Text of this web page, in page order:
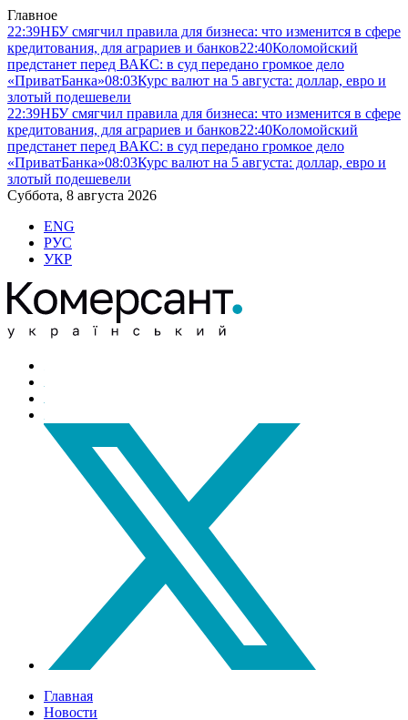
Главное
22:39НБУ смягчил правила для бизнеса: что изменится в сфере
кредитования, для аграриев и банков22:40Коломойский
предстанет перед ВАКС: в суд передано громкое дело
«ПриватБанка»08:03Курс валют на 5 августа: доллар, евро и
злотый подешевели
22:39НБУ смягчил правила для бизнеса: что изменится в сфере
кредитования, для аграриев и банков22:40Коломойский
предстанет перед ВАКС: в суд передано громкое дело
«ПриватБанка»08:03Курс валют на 5 августа: доллар, евро и
злотый подешевели
Суббота, 8 августа 2026
ENG
РУС
УКР
Главная
Новости